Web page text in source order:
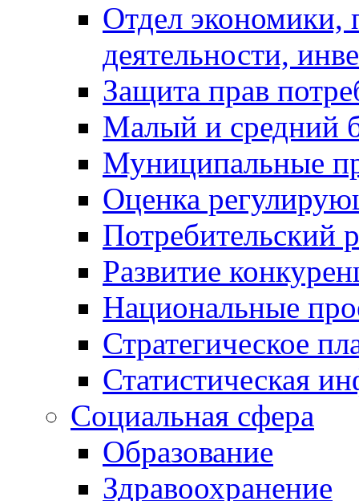
Отдел экономики,
деятельности,
Защита прав
Малый и средний
Муниципальные
Оценка
Потребительский
Развитие
Национальные
Стратегическое
Статистическая
Социальная сфера
Образование
Здравоохранение